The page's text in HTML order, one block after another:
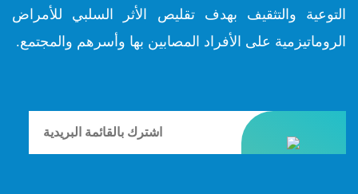
التوعية والتثقيف بهدف تقليص الأثر السلبي للأمراض
الروماتيزمية على الأفراد المصابين بها وأسرهم والمجتمع.